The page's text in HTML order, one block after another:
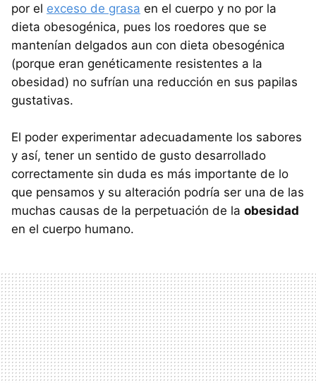
por el exceso de grasa en el cuerpo y no por la
dieta obesogénica, pues los roedores que se
mantenían delgados aun con dieta obesogénica
(porque eran genéticamente resistentes a la
obesidad) no sufrían una reducción en sus papilas
gustativas.
El poder experimentar adecuadamente los sabores
y así, tener un sentido de gusto desarrollado
correctamente sin duda es más importante de lo
que pensamos y su alteración podría ser una de las
muchas causas de la perpetuación de la obesidad
en el cuerpo humano.